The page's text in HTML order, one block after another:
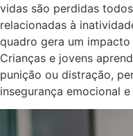
vidas são perdidas
relacionadas à
quadro gera um
Crianças e jovens
punição ou distração,
insegurança emocional